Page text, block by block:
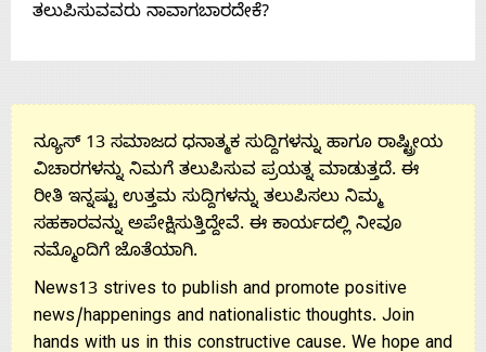
ತಲುಪಿಸುವವರು ನಾವಾಗಬಾರದೇಕೆ?
ನ್ಯೂಸ್ 13 ಸಮಾಜದ ಧನಾತ್ಮಕ ಸುದ್ದಿಗಳನ್ನು ಹಾಗೂ ರಾಷ್ಟ್ರೀಯ
ವಿಚಾರಗಳನ್ನು ನಿಮಗೆ ತಲುಪಿಸುವ ಪ್ರಯತ್ನ ಮಾಡುತ್ತದೆ. ಈ
ರೀತಿ ಇನ್ನಷ್ಟು ಉತ್ತಮ ಸುದ್ದಿಗಳನ್ನು ತಲುಪಿಸಲು ನಿಮ್ಮ
ಸಹಕಾರವನ್ನು ಅಪೇಕ್ಷಿಸುತ್ತಿದ್ದೇವೆ. ಈ ಕಾರ್ಯದಲ್ಲಿ ನೀವೂ
ನಮ್ಮೊಂದಿಗೆ ಜೊತೆಯಾಗಿ.
News13 strives to publish and promote positive
news/happenings and nationalistic thoughts. Join
hands with us in this constructive cause. We hope and